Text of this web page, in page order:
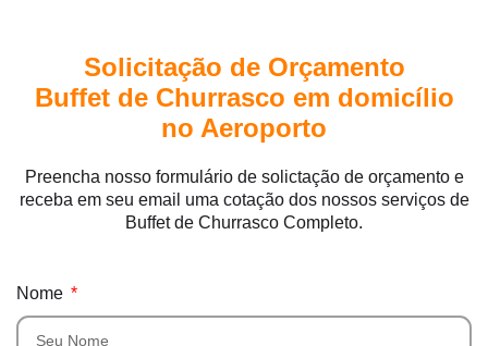
Solicitação de Orçamento
Buffet de Churrasco em domicílio
no Aeroporto
Preencha nosso formulário de solictação de orçamento e
receba em seu email uma cotação dos nossos serviços de
Buffet de Churrasco Completo.
Nome